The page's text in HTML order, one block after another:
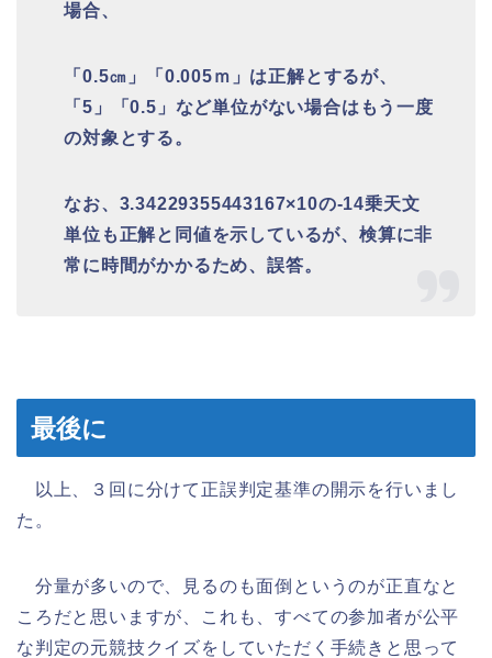
場合、
「0.5㎝」「0.005ｍ」は正解とするが、
「5」「0.5」など単位がない場合はもう一度
の対象とする。
なお、3.34229355443167×10の-14乗天文
単位も正解と同値を示しているが、検算に非
常に時間がかかるため、誤答。
最後に
以上、３回に分けて正誤判定基準の開示を行いまし
た。
分量が多いので、見るのも面倒というのが正直なと
ころだと思いますが、これも、すべての参加者が公平
な判定の元競技クイズをしていただく手続きと思って